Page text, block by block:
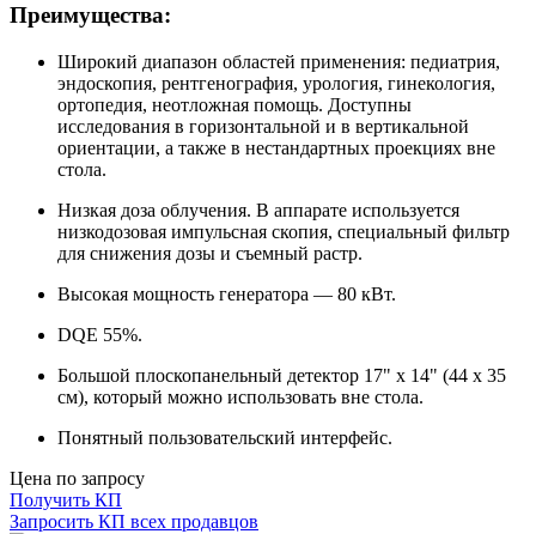
Преимущества:
Широкий диапазон областей применения: педиатрия,
эндоскопия, рентгенография, урология, гинекология,
ортопедия, неотложная помощь. Доступны
исследования в горизонтальной и в вертикальной
ориентации, а также в нестандартных проекциях вне
стола.
Низкая доза облучения. В аппарате используется
низкодозовая импульсная скопия, специальный фильтр
для снижения дозы и съемный растр.
Высокая мощность генератора — 80 кВт.
DQE 55%.
Большой плоскопанельный детектор 17" x 14" (44 x 35
см), который можно использовать вне стола.
Понятный пользовательский интерфейс.
Цена по запросу
Получить КП
Запросить КП всех продавцов